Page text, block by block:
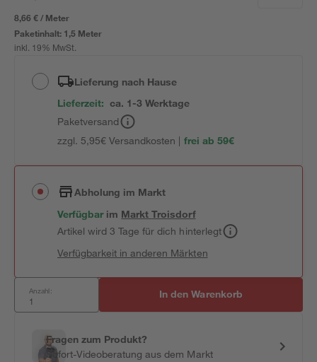
8,66 € / Meter
Paketinhalt: 1,5 Meter
inkl. 19% MwSt.
Lieferung nach Hause
Lieferzeit: ca. 1-3 Werktage
Paketversand
zzgl. 5,95€ Versandkosten | frei ab 59€
Abholung im Markt
Verfügbar im MarktTroisdorf
Artikel wird 3 Tage für dich hinterlegt
Verfügbarkeit in anderen Märkten
Anzahl: In den Warenkorb
Fragen zum Produkt?
Sofort-Videoberatung aus dem Markt